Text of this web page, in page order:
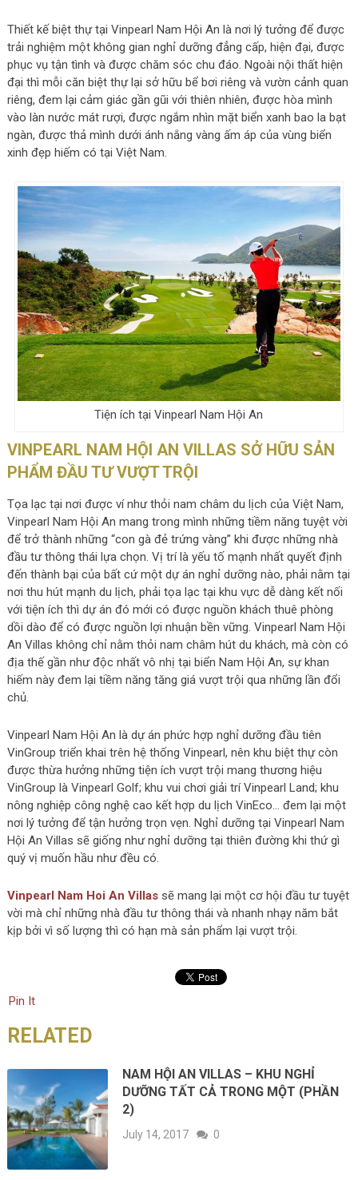
Thiết kế biệt thự tại Vinpearl Nam Hội An là nơi lý tưởng để được
trải nghiệm một không gian nghỉ dưỡng đẳng cấp, hiện đại, được
phục vụ tận tình và được chăm sóc chu đáo. Ngoài nội thất hiện
đại thì mỗi căn biệt thự lại sở hữu bể bơi riêng và vườn cảnh quan
riêng, đem lại cảm giác gần gũi với thiên nhiên, được hòa mình
vào làn nước mát rượi, được ngắm nhìn mặt biển xanh bao la bạt
ngàn, được thả mình dưới ánh nắng vàng ấm áp của vùng biển
xinh đẹp hiếm có tại Việt Nam.
Tiện ích tại Vinpearl Nam Hội An
VINPEARL NAM HỘI AN VILLAS SỞ HỮU SẢN
PHẨM ĐẦU TƯ VƯỢT TRỘI
Tọa lạc tại nơi được ví như thỏi nam châm du lịch của Việt Nam,
Vinpearl Nam Hội An mang trong mình những tiềm năng tuyệt vời
để trở thành những “con gà đẻ trứng vàng” khi được những nhà
đầu tư thông thái lựa chọn. Vị trí là yếu tố mạnh nhất quyết định
đến thành bại của bất cứ một dự án nghỉ dưỡng nào, phải nằm tại
nơi thu hút mạnh du lịch, phải tọa lạc tại khu vực dễ dàng kết nối
với tiện ích thì dự án đó mới có được nguồn khách thuê phòng
dồi dào để có được nguồn lợi nhuận bền vững. Vinpearl Nam Hội
An Villas không chỉ nằm thỏi nam châm hút du khách, mà còn có
địa thế gần như độc nhất vô nhị tại biển Nam Hội An, sự khan
hiếm này đem lại tiềm năng tăng giá vượt trội qua những lần đổi
chủ.
Vinpearl Nam Hội An là dự án phức hợp nghỉ dưỡng đầu tiên
VinGroup triển khai trên hệ thống Vinpearl, nên khu biệt thự còn
được thừa hưởng những tiện ích vượt trội mang thương hiệu
VinGroup là Vinpearl Golf; khu vui chơi giải trí Vinpearl Land; khu
nông nghiệp công nghệ cao kết hợp du lịch VinEco… đem lại một
nơi lý tưởng để tận hưởng trọn vẹn. Nghỉ dưỡng tại Vinpearl Nam
Hội An Villas sẽ giống như nghỉ dưỡng tại thiên đường khi thứ gì
quý vị muốn hầu như đều có.
Vinpearl Nam Hoi An Villassẽ mang lại một cơ hội đầu tư tuyệt
vời mà chỉ những nhà đầu tư thông thái và nhanh nhạy năm bắt
kịp bởi vì số lượng thì có hạn mà sản phẩm lại vượt trội.
Pin It
RELATED
NAM HỘI AN VILLAS – KHU NGHỈ
DƯỠNG TẤT CẢ TRONG MỘT (PHẦN
2)
July 14, 2017 0